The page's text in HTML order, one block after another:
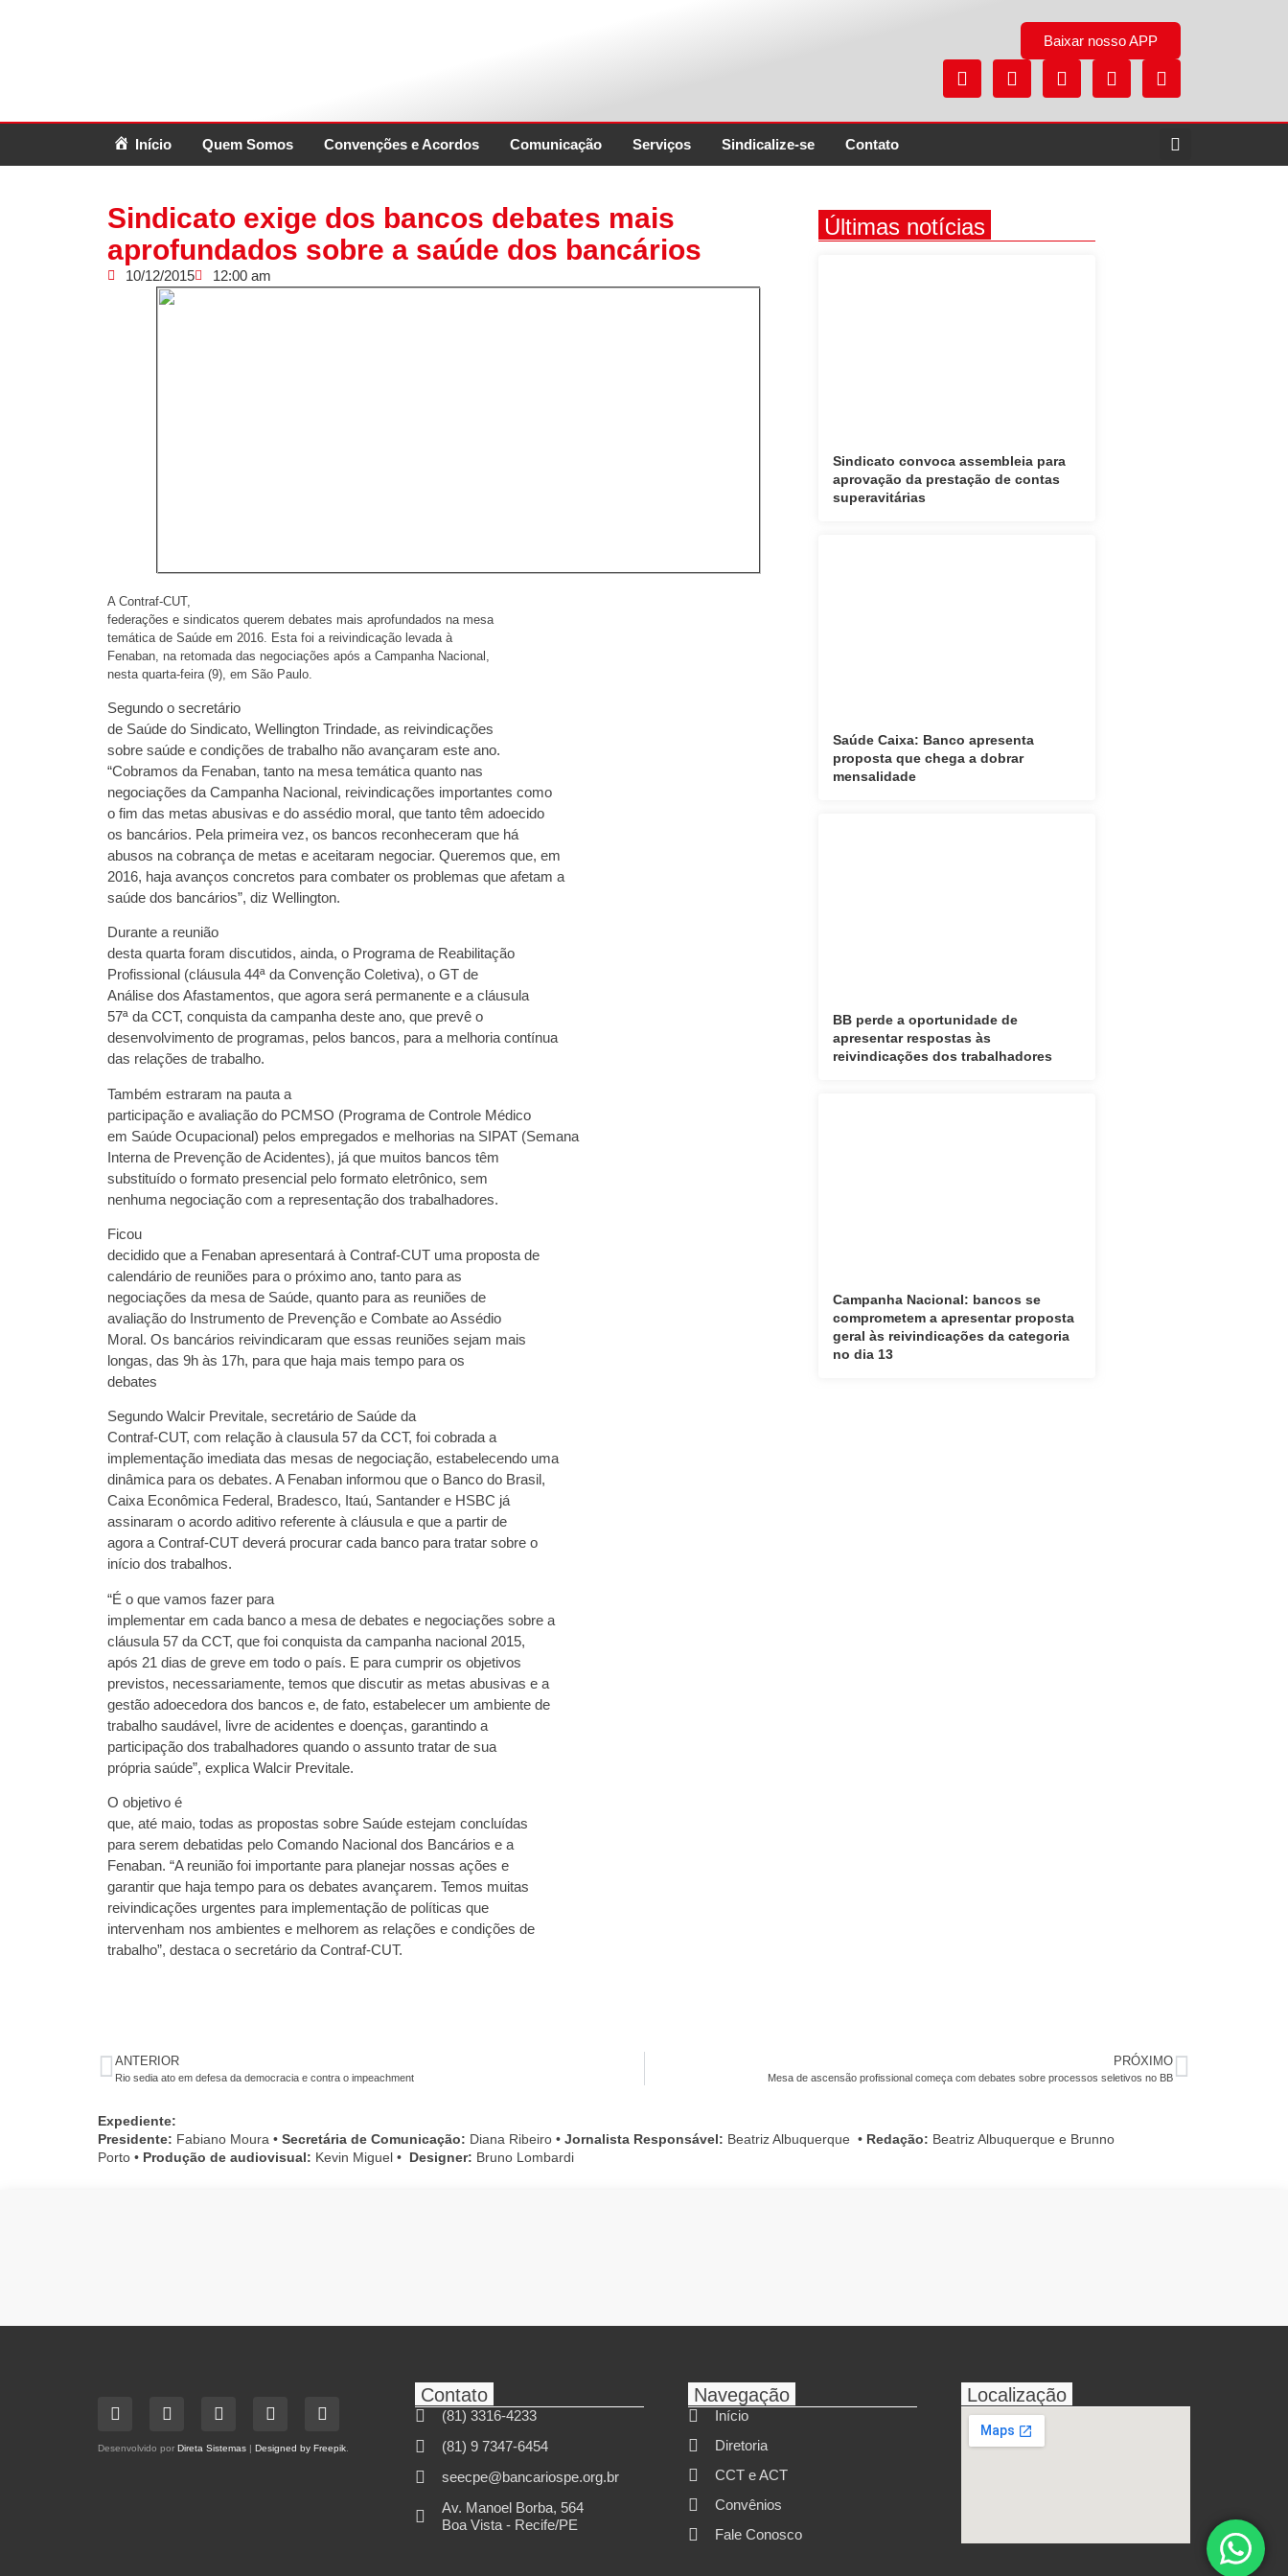
Baixar nosso APP
Início Quem Somos Convenções e Acordos Comunicação Serviços Sindicalize-se Contato
Sindicato exige dos bancos debates mais
aprofundados sobre a saúde dos bancários
10/12/2015 12:00 am
A Contraf-CUT,
federações e sindicatos querem debates mais aprofundados na mesa
temática de Saúde em 2016. Esta foi a reivindicação levada à
Fenaban, na retomada das negociações após a Campanha Nacional,
nesta quarta-feira (9), em São Paulo.
Segundo o secretário
de Saúde do Sindicato, Wellington Trindade, as reivindicações
sobre saúde e condições de trabalho não avançaram este ano.
“Cobramos da Fenaban, tanto na mesa temática quanto nas
negociações da Campanha Nacional, reivindicações importantes como
o fim das metas abusivas e do assédio moral, que tanto têm adoecido
os bancários. Pela primeira vez, os bancos reconheceram que há
abusos na cobrança de metas e aceitaram negociar. Queremos que, em
2016, haja avanços concretos para combater os problemas que afetam a
saúde dos bancários”, diz Wellington.
Durante a reunião
desta quarta foram discutidos, ainda, o Programa de Reabilitação
Profissional (cláusula 44ª da Convenção Coletiva), o GT de
Análise dos Afastamentos, que agora será permanente e a cláusula
57ª da CCT, conquista da campanha deste ano, que prevê o
desenvolvimento de programas, pelos bancos, para a melhoria contínua
das relações de trabalho.
Também estraram na pauta a
participação e avaliação do PCMSO (Programa de Controle Médico
em Saúde Ocupacional) pelos empregados e melhorias na SIPAT (Semana
Interna de Prevenção de Acidentes), já que muitos bancos têm
substituído o formato presencial pelo formato eletrônico, sem
nenhuma negociação com a representação dos trabalhadores.
Ficou
decidido que a Fenaban apresentará à Contraf-CUT uma proposta de
calendário de reuniões para o próximo ano, tanto para as
negociações da mesa de Saúde, quanto para as reuniões de
avaliação do Instrumento de Prevenção e Combate ao Assédio
Moral. Os bancários reivindicaram que essas reuniões sejam mais
longas, das 9h às 17h, para que haja mais tempo para os
debates
Segundo Walcir Previtale, secretário de Saúde da
Contraf-CUT, com relação à clausula 57 da CCT, foi cobrada a
implementação imediata das mesas de negociação, estabelecendo uma
dinâmica para os debates. A Fenaban informou que o Banco do Brasil,
Caixa Econômica Federal, Bradesco, Itaú, Santander e HSBC já
assinaram o acordo aditivo referente à cláusula e que a partir de
agora a Contraf-CUT deverá procurar cada banco para tratar sobre o
início dos trabalhos.
“É o que vamos fazer para
implementar em cada banco a mesa de debates e negociações sobre a
cláusula 57 da CCT, que foi conquista da campanha nacional 2015,
após 21 dias de greve em todo o país. E para cumprir os objetivos
previstos, necessariamente, temos que discutir as metas abusivas e a
gestão adoecedora dos bancos e, de fato, estabelecer um ambiente de
trabalho saudável, livre de acidentes e doenças, garantindo a
participação dos trabalhadores quando o assunto tratar de sua
própria saúde”, explica Walcir Previtale.
O objetivo é
que, até maio, todas as propostas sobre Saúde estejam concluídas
para serem debatidas pelo Comando Nacional dos Bancários e a
Fenaban. “A reunião foi importante para planejar nossas ações e
garantir que haja tempo para os debates avançarem. Temos muitas
reivindicações urgentes para implementação de políticas que
intervenham nos ambientes e melhorem as relações e condições de
trabalho”, destaca o secretário da Contraf-CUT.
Últimas notícias
Sindicato convoca assembleia para
aprovação da prestação de contas
superavitárias
Saúde Caixa: Banco apresenta
proposta que chega a dobrar
mensalidade
BB perde a oportunidade de
apresentar respostas às
reivindicações dos trabalhadores
Campanha Nacional: bancos se
comprometem a apresentar proposta
geral às reivindicações da categoria
no dia 13
ANTERIOR
Rio sedia ato em defesa da democracia e contra o impeachment
PRÓXIMO
Mesa de ascensão profissional começa com debates sobre processos seletivos no BB
Expediente:
Presidente: Fabiano Moura • Secretária de Comunicação: Diana Ribeiro • Jornalista Responsável: Beatriz Albuquerque • Redação: Beatriz Albuquerque e Brunno
Porto • Produção de audiovisual: Kevin Miguel • Designer: Bruno Lombardi
Desenvolvido por Direta Sistemas | Designed by Freepik
Contato
(81) 3316-4233
(81) 9 7347-6454
seecpe@bancariospe.org.br
Av. Manoel Borba, 564
Boa Vista - Recife/PE
Navegação
Início
Diretoria
CCT e ACT
Convênios
Fale Conosco
Localização